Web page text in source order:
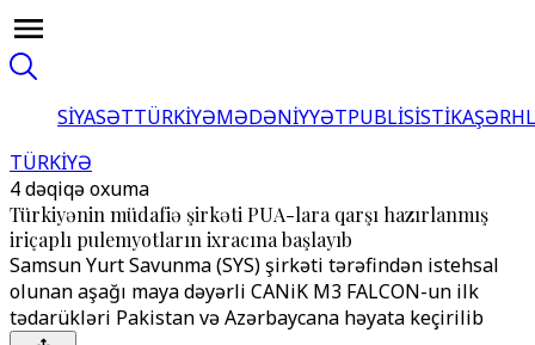
SİYASƏTTÜRKİYƏMƏDƏNİYYƏTPUBLİSİSTİKA
TÜRKİYƏ
4 dəqiqə oxuma
Türkiyənin müdafiə şirkəti PUA-lara qarşı hazırlanmış
iriçaplı pulemyotların ixracına başlayıb
Samsun Yurt Savunma (SYS) şirkəti tərəfindən istehsal
olunan aşağı maya dəyərli CANiK M3 FALCON-un ilk
tədarükləri Pakistan və Azərbaycana həyata keçirilib